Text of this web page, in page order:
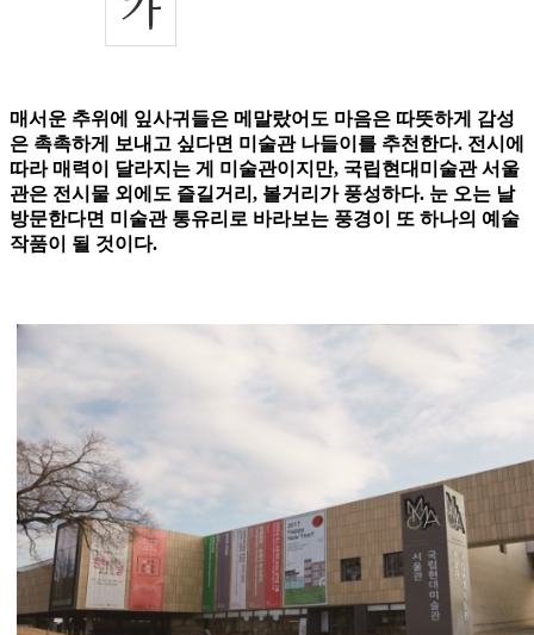
매서운 추위에 잎사귀들은 메말랐어도 마음은 따뜻하게 감성
은 촉촉하게 보내고 싶다면 미술관 나들이를 추천한다. 전시에
따라 매력이 달라지는 게 미술관이지만, 국립현대미술관 서울
관은 전시물 외에도 즐길거리, 볼거리가 풍성하다. 눈 오는 날
방문한다면 미술관 통유리로 바라보는 풍경이 또 하나의 예술
작품이 될 것이다.